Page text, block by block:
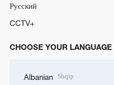
Русский
CCTV+
CHOOSE YOUR LANGUAGE
Albanian Shqip